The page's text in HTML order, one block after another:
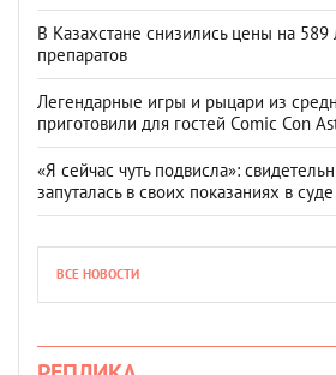
В Казахстане снизились цены на 589
препаратов
Легендарные игры и рыцари из
приготовили для гостей Comic Con
«Я сейчас чуть подвисла»:
запуталась в своих показаниях в суде
ВСЕ НОВОСТИ